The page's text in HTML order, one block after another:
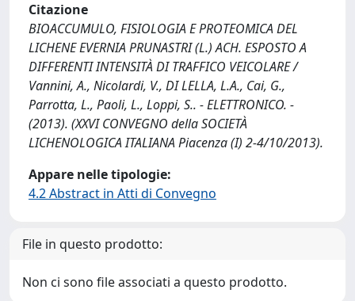
Citazione
BIOACCUMULO, FISIOLOGIA E PROTEOMICA DEL
LICHENE EVERNIA PRUNASTRI (L.) ACH. ESPOSTO A
DIFFERENTI INTENSITÀ DI TRAFFICO VEICOLARE /
Vannini, A., Nicolardi, V., DI LELLA, L.A., Cai, G.,
Parrotta, L., Paoli, L., Loppi, S.. - ELETTRONICO. -
(2013). (XXVI CONVEGNO della SOCIETÀ
LICHENOLOGICA ITALIANA Piacenza (I) 2-4/10/2013).
Appare nelle tipologie:
4.2 Abstract in Atti di Convegno
File in questo prodotto:
Non ci sono file associati a questo prodotto.